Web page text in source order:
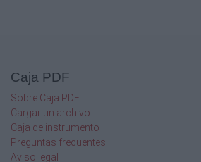
D-3
Engine Assembly
Engine-7
D-23
Caja PDF
Sobre Caja PDF
Cargar un archivo
Caja de instrumento
Preguntas frecuentes
Aviso legal